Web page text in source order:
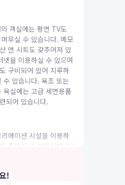
객실에는 평면 TV도
무실 수 있습니다. 메모
면 시트도 갖추어져 있
을 이용하실 수 있으며
구비되어 있어 지루하
수 있습니다. 욕조 또는
실에는 고급 세면용품
되어 있습니다.
에이션 시설을 이용하
즐기실 수 있습니다. 이
금 별도)도 마련되어
!